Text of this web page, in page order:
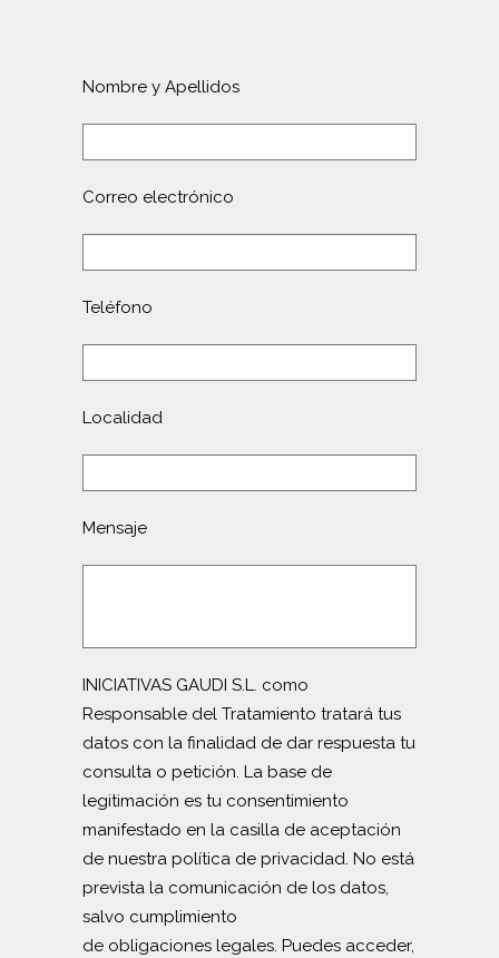
Nombre y Apellidos
Correo electrónico
Teléfono
Localidad
Mensaje
INICIATIVAS GAUDI S.L. como
Responsable del Tratamiento tratará tus
datos con la finalidad de dar respuesta tu
consulta o petición. La base de
legitimación es tu consentimiento
manifestado en la casilla de aceptación
de nuestra política de privacidad. No está
prevista la comunicación de los datos,
salvo cumplimiento
de obligaciones legales. Puedes acceder,